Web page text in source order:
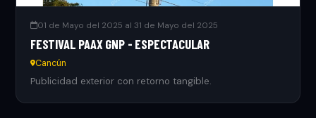
01 de Mayo del 2025 al 31 de Mayo del 2025
FESTIVAL PAAX GNP - ESPECTACULAR
Cancún
Publicidad exterior con retorno tangible.